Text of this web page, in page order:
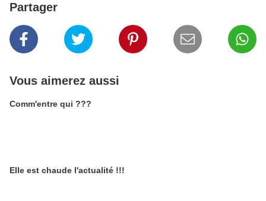
Partager
Vous aimerez aussi
Comm'entre qui ???
Elle est chaude l'actualité !!!